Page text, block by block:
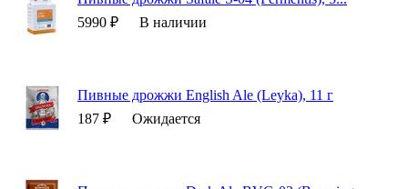
5990 ₽
В наличии
Пивные дрожжи English Ale (Leyka), 11 г
187 ₽
Ожидается